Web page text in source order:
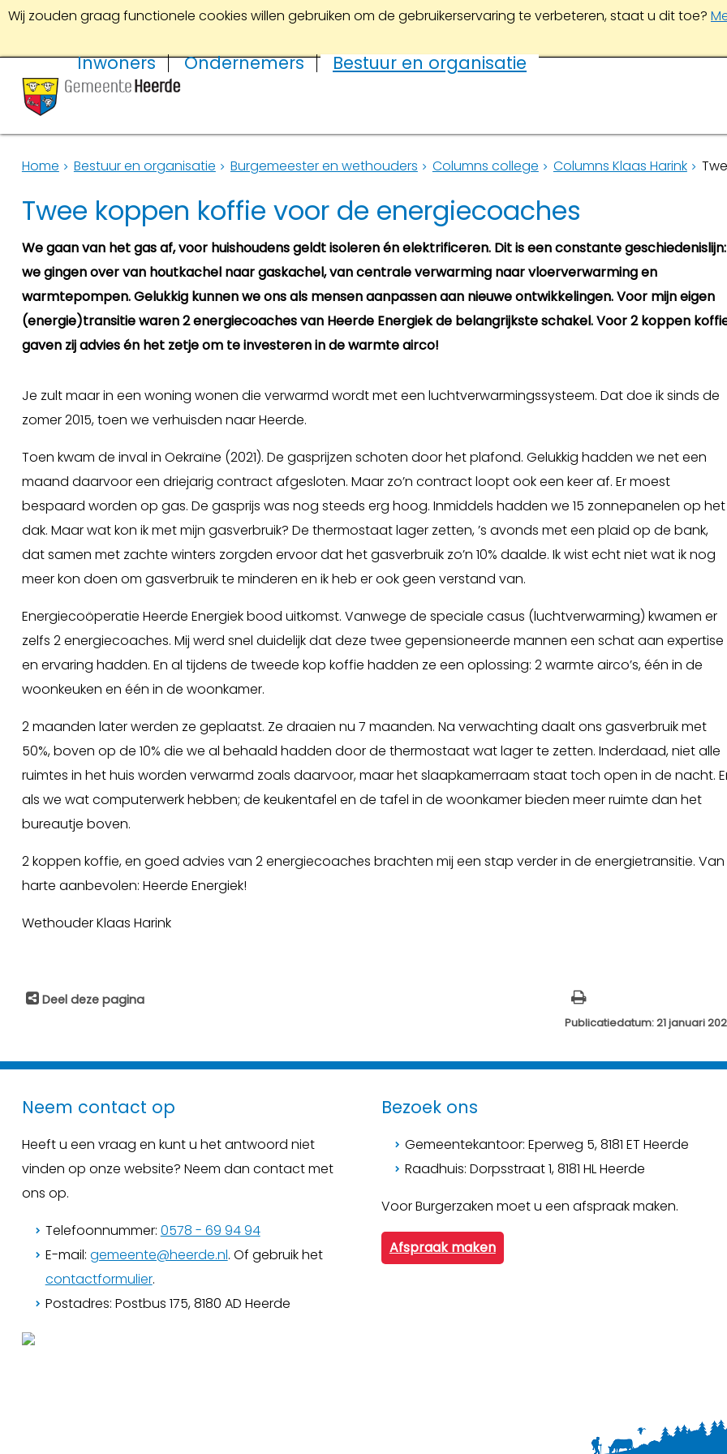
Wij zouden graag functionele cookies willen gebruiken om de gebruikerservaring te verbeteren, staat u dit toe?
Inwoners Ondernemers Bestuur en organisatie
Home Bestuur en organisatie Burgemeester en wethouders Columns college Columns Klaas Harink
Twee koppen koffie voor de energiecoaches
We gaan van het gas af, voor huishoudens geldt isoleren én elektrificeren. Dit is een constante geschiedenislijn:
we gingen over van houtkachel naar gaskachel, van centrale verwarming naar vloerverwarming en
warmtepompen. Gelukkig kunnen we ons als mensen aanpassen aan nieuwe ontwikkelingen. Voor mijn eigen
(energie)transitie waren 2 energiecoaches van Heerde Energiek de belangrijkste schakel. Voor 2 koppen
gaven zij advies én het zetje om te investeren in de warmte airco!
Je zult maar in een woning wonen die verwarmd wordt met een luchtverwarmingssysteem. Dat doe ik sinds de
zomer 2015, toen we verhuisden naar Heerde.
Toen kwam de inval in Oekraïne (2021). De gasprijzen schoten door het plafond. Gelukkig hadden we net een
maand daarvoor een driejarig contract afgesloten. Maar zo’n contract loopt ook een keer af. Er moest
bespaard worden op gas. De gasprijs was nog steeds erg hoog. Inmiddels hadden we 15 zonnepanelen op het
dak. Maar wat kon ik met mijn gasverbruik? De thermostaat lager zetten, ’s avonds met een plaid op de bank,
dat samen met zachte winters zorgden ervoor dat het gasverbruik zo’n 10% daalde. Ik wist echt niet wat ik nog
meer kon doen om gasverbruik te minderen en ik heb er ook geen verstand van.
Energiecoöperatie Heerde Energiek bood uitkomst. Vanwege de speciale casus (luchtverwarming) kwamen er
zelfs 2 energiecoaches. Mij werd snel duidelijk dat deze twee gepensioneerde mannen een schat aan expertise
en ervaring hadden. En al tijdens de tweede kop koffie hadden ze een oplossing: 2 warmte airco’s, één in de
woonkeuken en één in de woonkamer.
2 maanden later werden ze geplaatst. Ze draaien nu 7 maanden. Na verwachting daalt ons gasverbruik met
50%, boven op de 10% die we al behaald hadden door de thermostaat wat lager te zetten. Inderdaad, niet alle
ruimtes in het huis worden verwarmd zoals daarvoor, maar het slaapkamerraam staat toch open in de nacht.
als we wat computerwerk hebben; de keukentafel en de tafel in de woonkamer bieden meer ruimte dan het
bureautje boven.
2 koppen koffie, en goed advies van 2 energiecoaches brachten mij een stap verder in de energietransitie. Van
harte aanbevolen: Heerde Energiek!
Wethouder Klaas Harink
Deel deze pagina
Publicatiedatum: 21 januari
Neem contact op
Heeft u een vraag en kunt u het antwoord niet
vinden op onze website? Neem dan contact met
ons op.
Telefoonnummer: 0578 - 69 94 94
E-mail: gemeente@heerde.nl. Of gebruik het
contactformulier.
Postadres: Postbus 175, 8180 AD Heerde
Bezoek ons
Gemeentekantoor: Eperweg 5, 8181 ET Heerde
Raadhuis: Dorpsstraat 1, 8181 HL Heerde
Voor Burgerzaken moet u een afspraak maken.
Afspraak maken